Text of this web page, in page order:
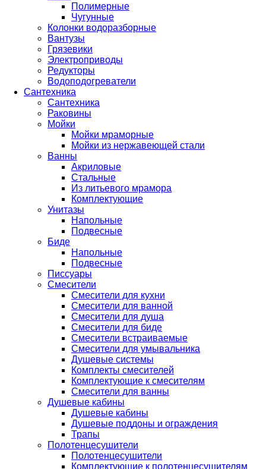
Полимерные
Чугунные
Колонки водоразборные
Вантузы
Грязевики
Электроприводы
Редукторы
Водоподогреватели
Сантехника
Сантехника
Раковины
Мойки
Мойки мраморные
Мойки из нержавеющей стали
Ванны
Акриловые
Стальные
Из литьевого мрамора
Комплектующие
Унитазы
Напольные
Подвесные
Биде
Напольные
Подвесные
Писсуары
Смесители
Смесители для кухни
Смесители для ванной
Смесители для душа
Смесители для биде
Смесители встраиваемые
Смесители для умывальника
Душевые системы
Комплекты смесителей
Комплектующие к смесителям
Смесители для ванны
Душевые кабины
Душевые кабины
Душевые поддоны и ограждения
Трапы
Полотенцесушители
Полотенцесушители
Комплектующие к полотенцесушителям